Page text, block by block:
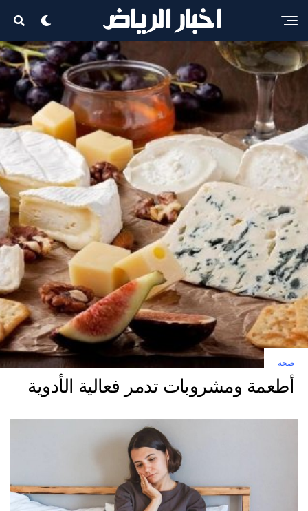
صحة
أطعمة ومشروبات تدمر فعالية الأدوية